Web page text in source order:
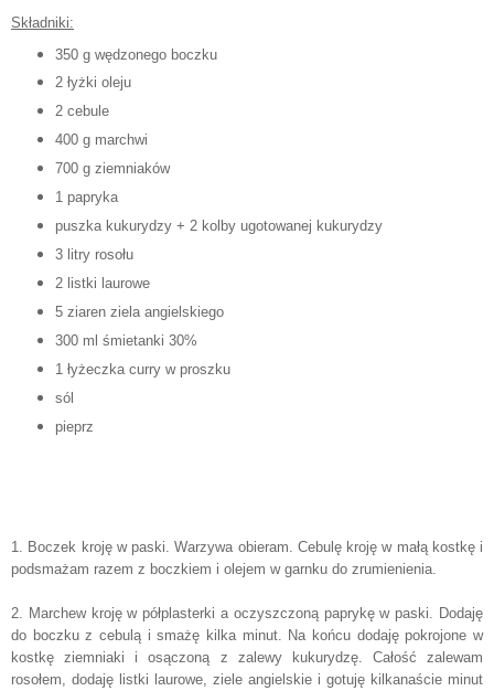
Składniki:
350 g wędzonego boczku
2 łyżki oleju
2 cebule
400 g marchwi
700 g ziemniaków
1 papryka
puszka kukurydzy + 2 kolby ugotowanej kukurydzy
3 litry rosołu
2 listki laurowe
5 ziaren ziela angielskiego
300 ml śmietanki 30%
1 łyżeczka curry w proszku
sól
pieprz
1. Boczek kroję w paski. Warzywa obieram. Cebulę kroję w małą kostkę i
podsmażam razem z boczkiem i olejem w garnku do zrumienienia.
2. Marchew kroję w półplasterki a oczyszczoną paprykę w paski. Dodaję
do boczku z cebulą i smażę kilka minut. Na końcu dodaję pokrojone w
kostkę ziemniaki i osączoną z zalewy kukurydzę. Całość zalewam
rosołem, dodaję listki laurowe, ziele angielskie i gotuję kilkanaście minut